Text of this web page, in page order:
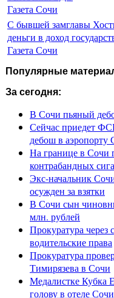
Газета Сочи
С бывшей замглавы
деньги в доход
Газета Сочи
Популярные
За сегодня:
В Сочи пьяный
Сейчас приедет
дебош в аэропорту
На границе в Сочи
контрабандных
Экс-начальник
осужден за взятки
В Сочи сын
млн. рублей
Прокуратура через
водительские права
Прокуратура
Тимирязева в Сочи
Медалистке Кубка
голову в отеле Сочи